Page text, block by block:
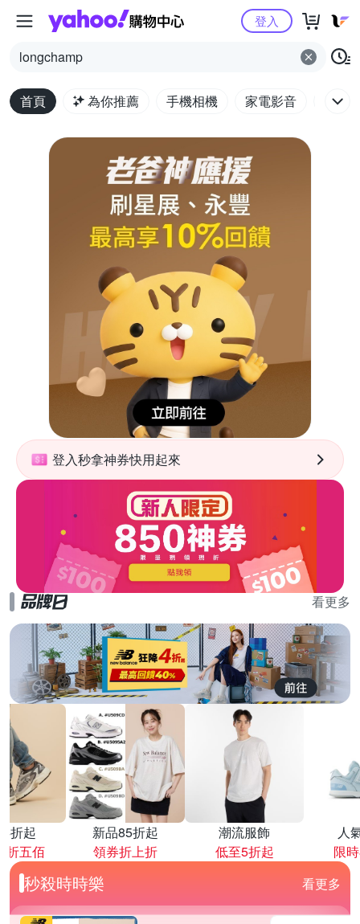
Yahoo購物中心
longchamp
登入
首頁 為你推薦 手機相機 家電影音 電腦
登入秒拿神券快用起來
看更多
折起
折五佰
新品85折起
領券折上折
潮流服飾
低至5折起
人
限
秒殺時時樂 看更多